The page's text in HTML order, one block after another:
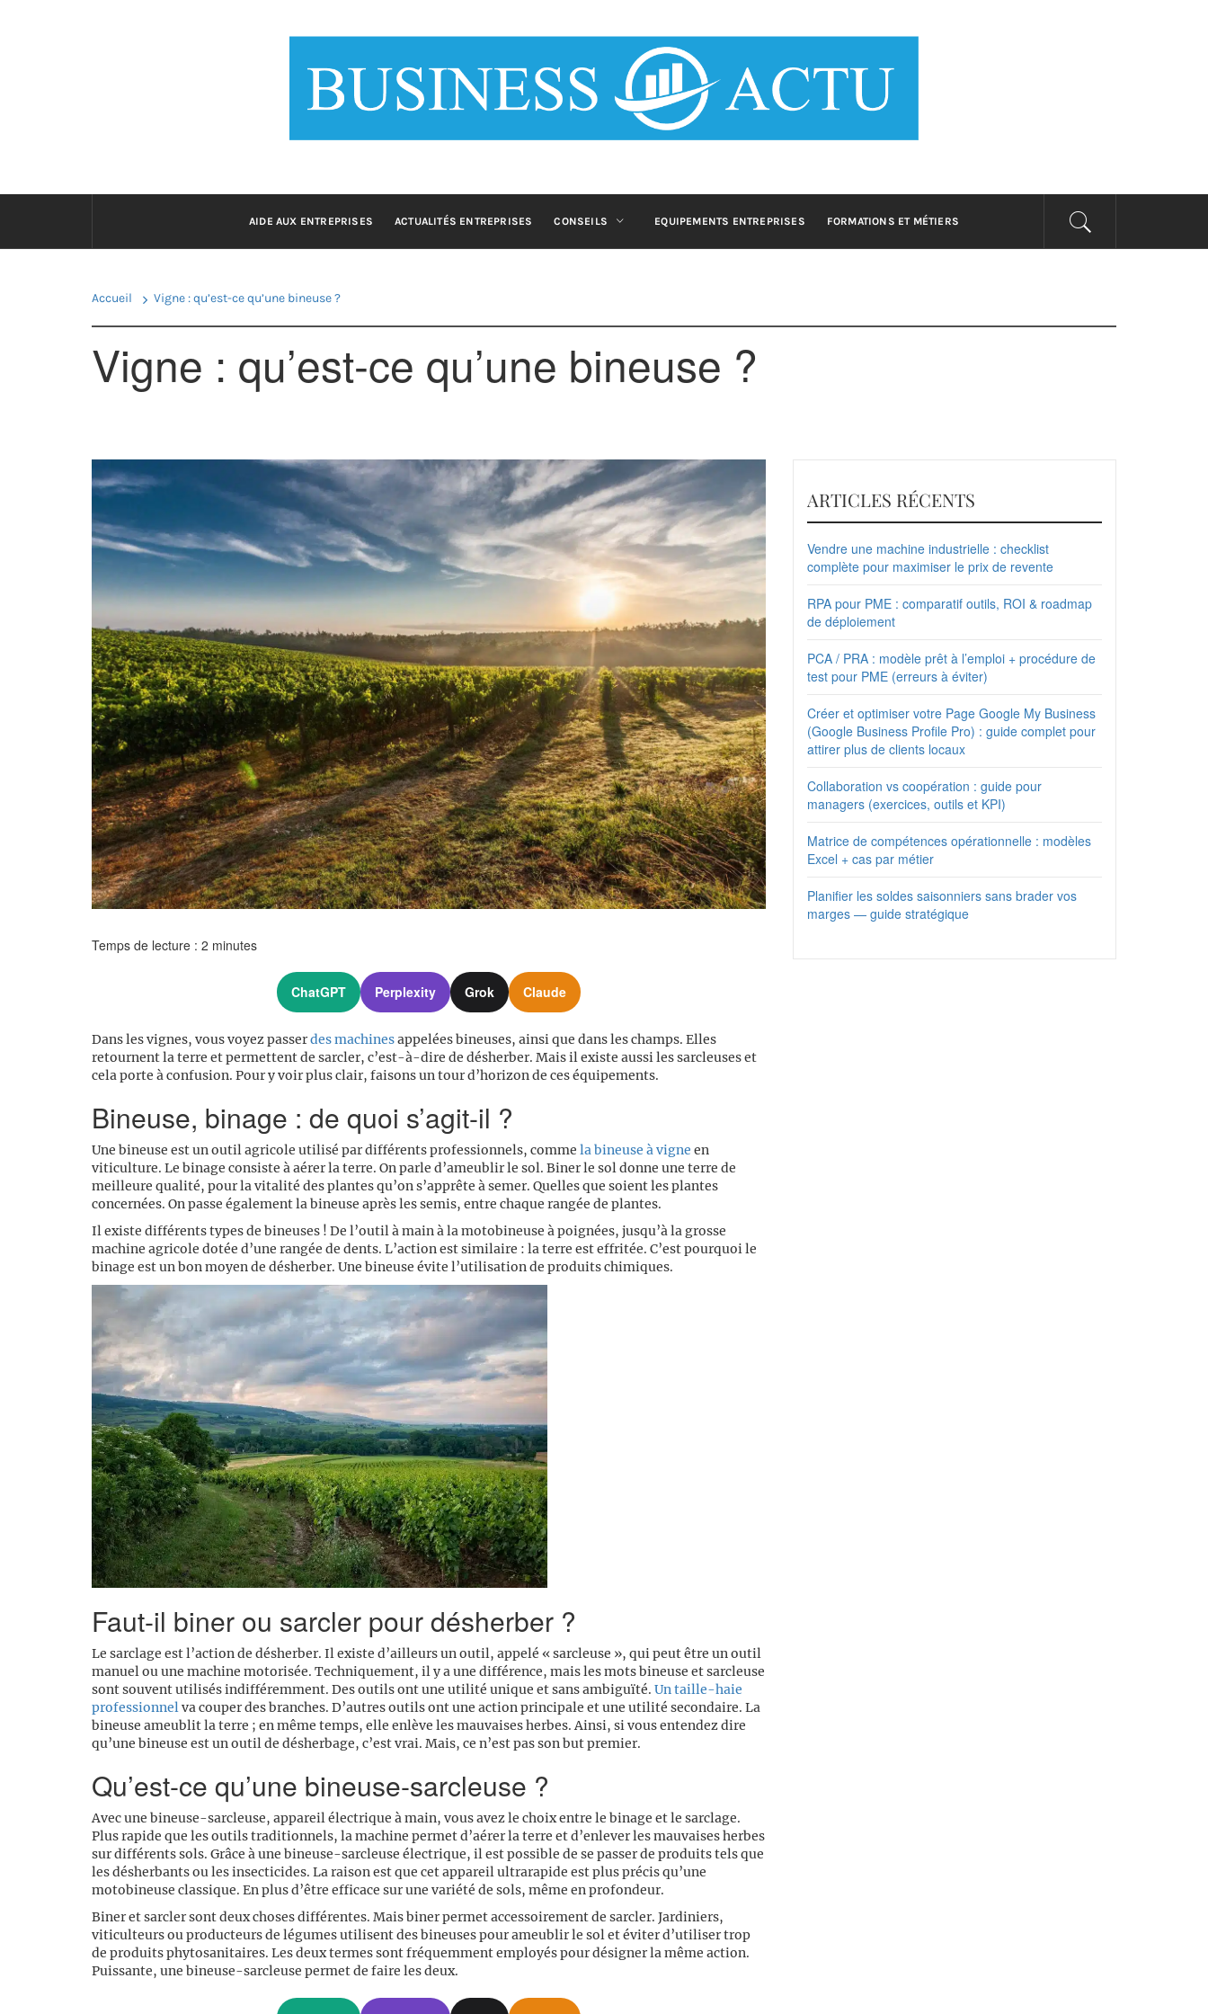
BUSINESS ACTU : BLOG BUSINESS
ET B2B
AIDE AUX ENTREPRISES ACTUALITÉS ENTREPRISES CONSEILS EQUIPEMENTS ENTREPRISES FORMATIONS ET MÉTIERS
Accueil Vigne : qu’est-ce qu’une bineuse ?
Vigne : qu’est-ce qu’une bineuse ?
Temps de lecture : 2 minutes
ChatGPT Perplexity Grok Claude
Dans les vignes, vous voyez passerdes machinesappelées bineuses, ainsi que dans les champs. Elles
retournent la terre et permettent de sarcler, c’est-à-dire de désherber. Mais il existe aussi les sarcleuses et
cela porte à confusion. Pour y voir plus clair, faisons un tour d’horizon de ces équipements.
Bineuse, binage : de quoi s’agit-il ?
Une bineuse est un outil agricole utilisé par différents professionnels, comme la bineuse à vigne en
viticulture. Le binage consiste à aérer la terre. On parle d’ameublir le sol. Biner le sol donne une terre de
meilleure qualité, pour la vitalité des plantes qu’on s’apprête à semer. Quelles que soient les plantes
concernées. On passe également la bineuse après les semis, entre chaque rangée de plantes.
Il existe différents types de bineuses ! De l’outil à main à la motobineuse à poignées, jusqu’à la grosse
machine agricole dotée d’une rangée de dents. L’action est similaire : la terre est effritée. C’est pourquoi le
binage est un bon moyen de désherber. Une bineuse évite l’utilisation de produits chimiques.
Faut-il biner ou sarcler pour désherber ?
Le sarclage est l’action de désherber. Il existe d’ailleurs un outil, appelé « sarcleuse », qui peut être un outil
manuel ou une machine motorisée. Techniquement, il y a une différence, mais les mots bineuse et sarcleuse
sont souvent utilisés indifféremment. Des outils ont une utilité unique et sans ambiguïté. Un taille-haie
professionnelva couper des branches. D’autres outils ont une action principale et une utilité secondaire. La
bineuse ameublit la terre ; en même temps, elle enlève les mauvaises herbes. Ainsi, si vous entendez dire
qu’une bineuse est un outil de désherbage, c’est vrai. Mais, ce n’est pas son but premier.
Qu’est-ce qu’une bineuse-sarcleuse ?
Avec une bineuse-sarcleuse, appareil électrique à main, vous avez le choix entre le binage et le sarclage.
Plus rapide que les outils traditionnels, la machine permet d’aérer la terre et d’enlever les mauvaises herbes
sur différents sols. Grâce à une bineuse-sarcleuse électrique, il est possible de se passer de produits tels que
les désherbants ou les insecticides. La raison est que cet appareil ultrarapide est plus précis qu’une
motobineuse classique. En plus d’être efficace sur une variété de sols, même en profondeur.
Biner et sarcler sont deux choses différentes. Mais biner permet accessoirement de sarcler. Jardiniers,
viticulteurs ou producteurs de légumes utilisent des bineuses pour ameublir le sol et éviter d’utiliser trop
de produits phytosanitaires. Les deux termes sont fréquemment employés pour désigner la même action.
Puissante, une bineuse-sarcleuse permet de faire les deux.
ARTICLES RÉCENTS
Vendre une machine industrielle : checklist
complète pour maximiser le prix de revente
RPA pour PME : comparatif outils, ROI & roadmap
de déploiement
PCA / PRA : modèle prêt à l’emploi + procédure de
test pour PME (erreurs à éviter)
Créer et optimiser votre Page Google My Business
(Google Business Profile Pro) : guide complet pour
attirer plus de clients locaux
Collaboration vs coopération : guide pour
managers (exercices, outils et KPI)
Matrice de compétences opérationnelle : modèles
Excel + cas par métier
Planifier les soldes saisonniers sans brader vos
marges — guide stratégique